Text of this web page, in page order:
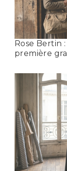
Rose Bertin
première